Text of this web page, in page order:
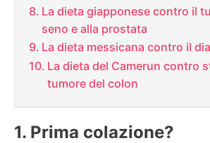
La dieta giapponese contro il
seno e alla prostata
La dieta messicana contro il
La dieta del Camerun contro
tumore del colon
Prima colazione?